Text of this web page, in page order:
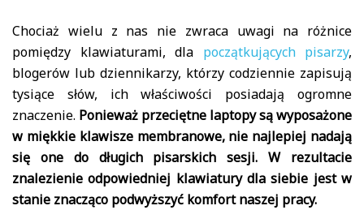
Chociaż wielu z nas nie zwraca uwagi na różnice
pomiędzy klawiaturami, dla początkujących pisarzy,
blogerów lub dziennikarzy, którzy codziennie zapisują
tysiące słów, ich właściwości posiadają ogromne
znaczenie. Ponieważ przeciętne laptopy są wyposażone
w miękkie klawisze membranowe, nie najlepiej nadają
się one do długich pisarskich sesji. W rezultacie
znalezienie odpowiedniej klawiatury dla siebie jest w
stanie znacząco podwyższyć komfort naszej pracy.